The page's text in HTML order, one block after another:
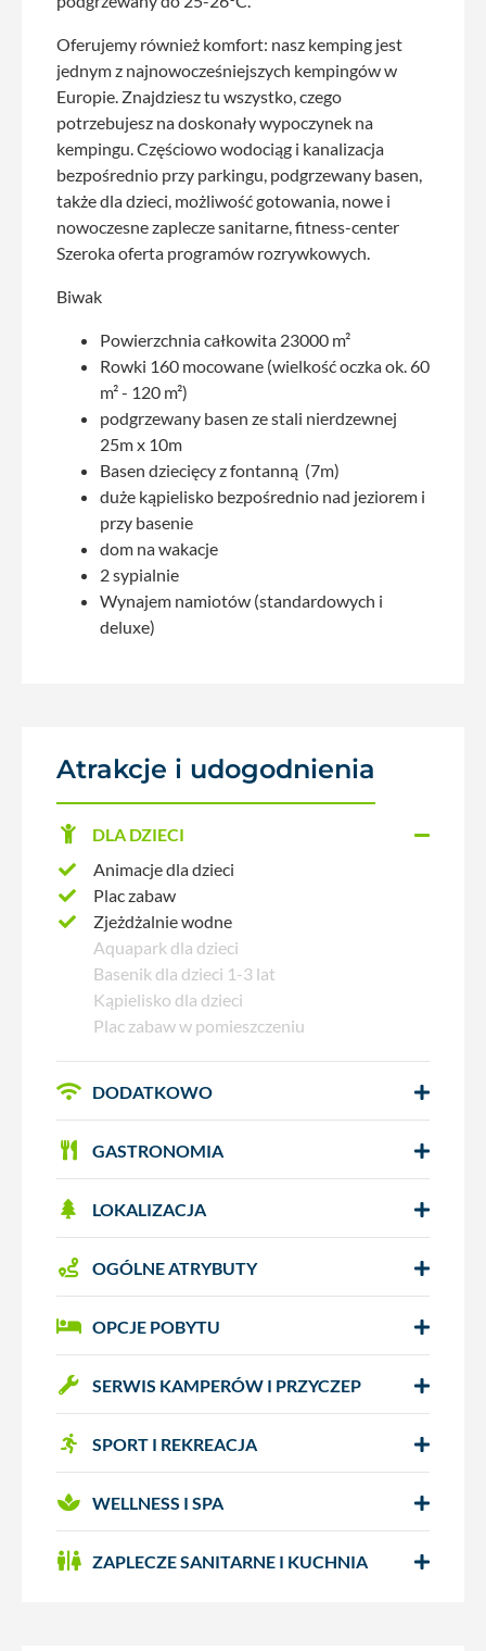
Oferujemy również komfort: nasz kemping jest
jednym z najnowocześniejszych kempingów w
Europie. Znajdziesz tu wszystko, czego
potrzebujesz na doskonały wypoczynek na
kempingu. Częściowo wodociąg i kanalizacja
bezpośrednio przy parkingu, podgrzewany basen,
także dla dzieci, możliwość gotowania, nowe i
nowoczesne zaplecze sanitarne, fitness-center
Szeroka oferta programów rozrywkowych.
Biwak
Powierzchnia całkowita 23000 m²
Rowki 160 mocowane (wielkość oczka ok. 60
m² - 120 m²)
podgrzewany basen ze stali nierdzewnej
25m x 10m
Basen dziecięcy z fontanną (7m)
duże kąpielisko bezpośrednio nad jeziorem i
przy basenie
dom na wakacje
2 sypialnie
Wynajem namiotów (standardowych i
deluxe)
Atrakcje i udogodnienia
DLA DZIECI
Animacje dla dzieci
Plac zabaw
Zjeżdżalnie wodne
Aquapark dla dzieci
Basenik dla dzieci 1-3 lat
Kąpielisko dla dzieci
Plac zabaw w pomieszczeniu
DODATKOWO
GASTRONOMIA
LOKALIZACJA
OGÓLNE ATRYBUTY
OPCJE POBYTU
SERWIS KAMPERÓW I PRZYCZEP
SPORT I REKREACJA
WELLNESS I SPA
ZAPLECZE SANITARNE I KUCHNIA